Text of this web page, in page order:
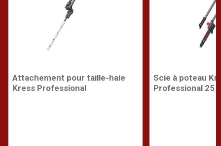
Attachement pour taille-haie
Kress Professional
Scie à poteau
Professional 25